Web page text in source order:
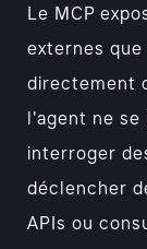
Le MCP
externes
directement
l'agent ne
interroger
déclencher
APIs ou